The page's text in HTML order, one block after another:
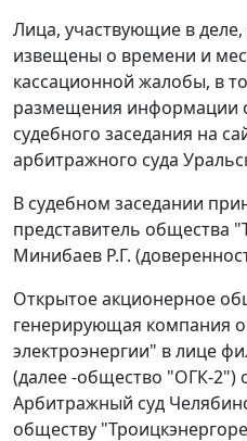
Лица, участвующие в
извещены о времени и
кассационной жалобы, в
размещения информации
судебного заседания на
арбитражного суда
В судебном заседании
представитель общества
Минибаев Р.Г.
Открытое акционерное
генерирующая компания
электроэнергии" в лице
(далее -общество "ОГК-2")
Арбитражный суд
обществу